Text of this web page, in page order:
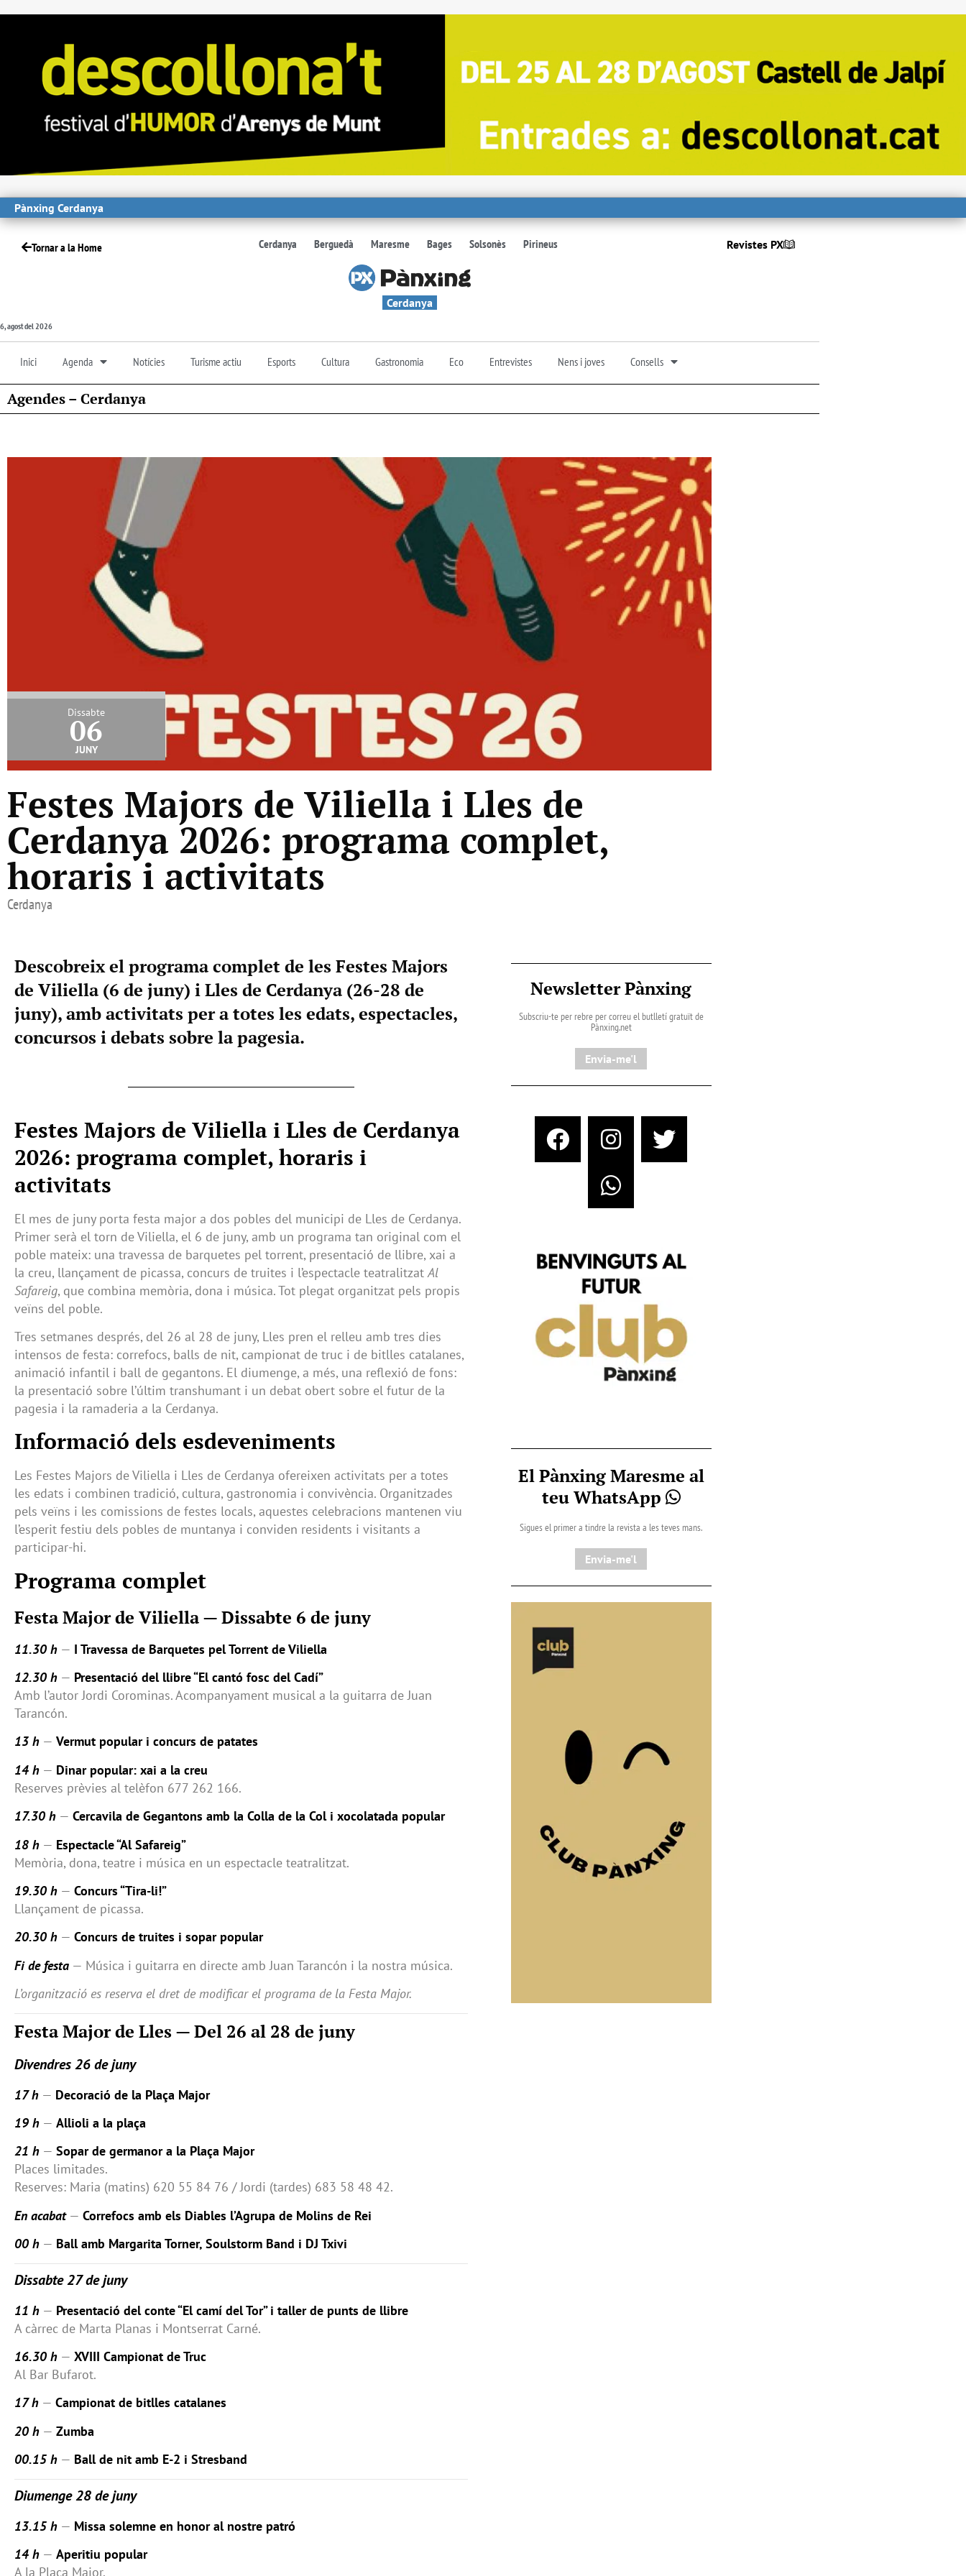
Pànxing Cerdanya
Tornar a la Home Cerdanya Berguedà Maresme Bages Solsonès Pirineus Revistes PX
Cerdanya
6, agost del 2026
Inici Agenda Notícies Turisme actiu Esports Cultura Gastronomia Eco Entrevistes Nens i joves Consells
Agendes – Cerdanya
Dissabte
06
juny
Festes Majors de Viliella i Lles de
Cerdanya 2026: programa complet,
horaris i activitats
Cerdanya
Descobreix el programa complet de les Festes Majors
de Viliella (6 de juny) i Lles de Cerdanya (26-28 de
juny), amb activitats per a totes les edats, espectacles,
concursos i debats sobre la pagesia.
Festes Majors de Viliella i Lles de Cerdanya
2026: programa complet, horaris i
activitats
El mes de juny porta festa major a dos pobles del municipi de Lles de Cerdanya.
Primer serà el torn de Viliella, el 6 de juny, amb un programa tan original com el
poble mateix: una travessa de barquetes pel torrent, presentació de llibre, xai a
la creu, llançament de picassa, concurs de truites i l’espectacle teatralitzat Al
Safareig, que combina memòria, dona i música. Tot plegat organitzat pels propis
veïns del poble.
Tres setmanes després, del 26 al 28 de juny, Lles pren el relleu amb tres dies
intensos de festa: correfocs, balls de nit, campionat de truc i de bitlles catalanes,
animació infantil i ball de gegantons. El diumenge, a més, una reflexió de fons:
la presentació sobre l’últim transhumant i un debat obert sobre el futur de la
pagesia i la ramaderia a la Cerdanya.
Informació dels esdeveniments
Les Festes Majors de Viliella i Lles de Cerdanya ofereixen activitats per a totes
les edats i combinen tradició, cultura, gastronomia i convivència. Organitzades
pels veïns i les comissions de festes locals, aquestes celebracions mantenen viu
l’esperit festiu dels pobles de muntanya i conviden residents i visitants a
participar-hi.
Programa complet
Festa Major de Viliella — Dissabte 6 de juny
11.30 h — I Travessa de Barquetes pel Torrent de Viliella
12.30 h — Presentació del llibre “El cantó fosc del Cadí”
Amb l’autor Jordi Corominas. Acompanyament musical a la guitarra de Juan
Tarancón.
13 h — Vermut popular i concurs de patates
14 h — Dinar popular: xai a la creu
Reserves prèvies al telèfon 677 262 166.
17.30 h — Cercavila de Gegantons amb la Colla de la Col i xocolatada popular
18 h — Espectacle “Al Safareig”
Memòria, dona, teatre i música en un espectacle teatralitzat.
19.30 h — Concurs “Tira-li!”
Llançament de picassa.
20.30 h — Concurs de truites i sopar popular
Fi de festa — Música i guitarra en directe amb Juan Tarancón i la nostra música.
L’organització es reserva el dret de modificar el programa de la Festa Major.
Festa Major de Lles — Del 26 al 28 de juny
Divendres 26 de juny
17 h — Decoració de la Plaça Major
19 h — Allioli a la plaça
21 h — Sopar de germanor a la Plaça Major
Places limitades.
Reserves: Maria (matins) 620 55 84 76 / Jordi (tardes) 683 58 48 42.
En acabat— Correfocs amb els Diables l’Agrupa de Molins de Rei
00 h — Ball amb Margarita Torner, Soulstorm Band i DJ Txivi
Dissabte 27 de juny
11 h — Presentació del conte “El camí del Tor” i taller de punts de llibre
A càrrec de Marta Planas i Montserrat Carné.
16.30 h — XVIII Campionat de Truc
Al Bar Bufarot.
17 h — Campionat de bitlles catalanes
20 h — Zumba
00.15 h — Ball de nit amb E-2 i Stresband
Diumenge 28 de juny
13.15 h — Missa solemne en honor al nostre patró
14 h — Aperitiu popular
A la Plaça Major.
Newsletter Pànxing
Subscriu-te per rebre per correu el butlletí gratuït de
Pànxing.net​
Envia-me'l
El Pànxing Maresme al
teu WhatsApp
Sigues el primer a tindre la revista a les teves mans.
Envia-me'l